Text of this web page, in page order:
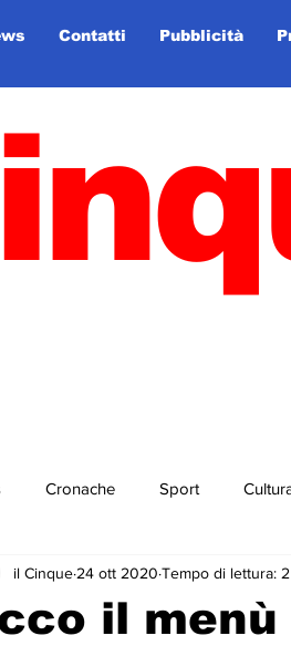
Contatti Pubblicità
Cronache Sport
Sport in primo piano
il
il Cinque 24 ott 2020 Tempo di lettura: